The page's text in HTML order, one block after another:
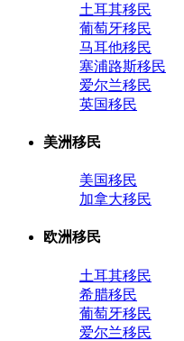
土耳其移民
葡萄牙移民
马耳他移民
塞浦路斯移民
爱尔兰移民
英国移民
美洲移民
美国移民
加拿大移民
欧洲移民
土耳其移民
希腊移民
葡萄牙移民
爱尔兰移民